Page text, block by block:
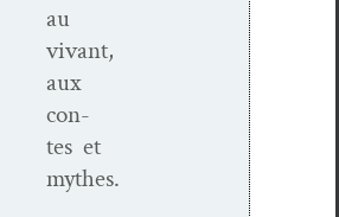
au
vivant,
aux
con­
tes et
mythes.